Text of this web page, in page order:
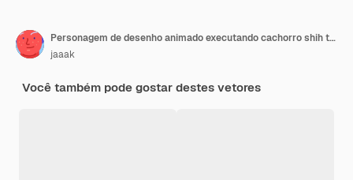
Personagem de desenho animado executando cachorro shih tzu com balão branco
jaaak
Você também pode gostar destes vetores